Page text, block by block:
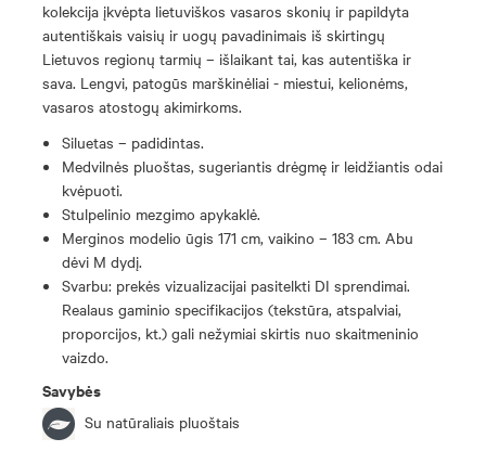
kolekcija įkvėpta lietuviškos vasaros skonių ir papildyta
autentiškais vaisių ir uogų pavadinimais iš skirtingų
Lietuvos regionų tarmių – išlaikant tai, kas autentiška ir
sava. Lengvi, patogūs marškinėliai - miestui, kelionėms,
vasaros atostogų akimirkoms.
Siluetas – padidintas.
Medvilnės pluoštas, sugeriantis drėgmę ir leidžiantis odai
kvėpuoti.
Stulpelinio mezgimo apykaklė.
Merginos modelio ūgis 171 cm, vaikino – 183 cm. Abu
dėvi M dydį.
Svarbu: prekės vizualizacijai pasitelkti DI sprendimai.
Realaus gaminio specifikacijos (tekstūra, atspalviai,
proporcijos, kt.) gali nežymiai skirtis nuo skaitmeninio
vaizdo.
Savybės
Su natūraliais pluoštais